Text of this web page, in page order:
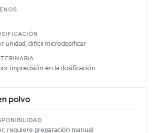
unidad, difícil microdosificar
imprecisión en la dosificación
polvo
requiere preparación manual